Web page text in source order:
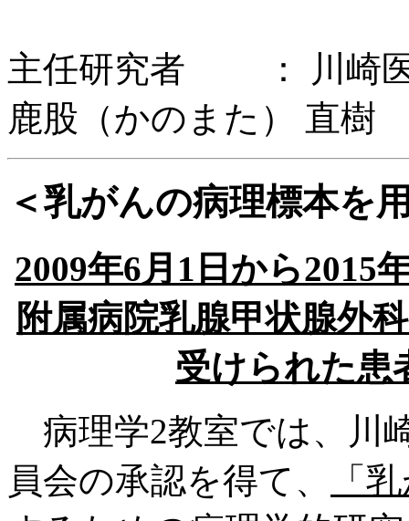
主任研究者 ： 川崎
鹿股（かのまた） 直樹
＜乳がんの病理標本を
2009年6月1日から2015
附属病院乳腺甲状腺外
受けられた患
病理学2教室では、川
員会の承認を得て、
「